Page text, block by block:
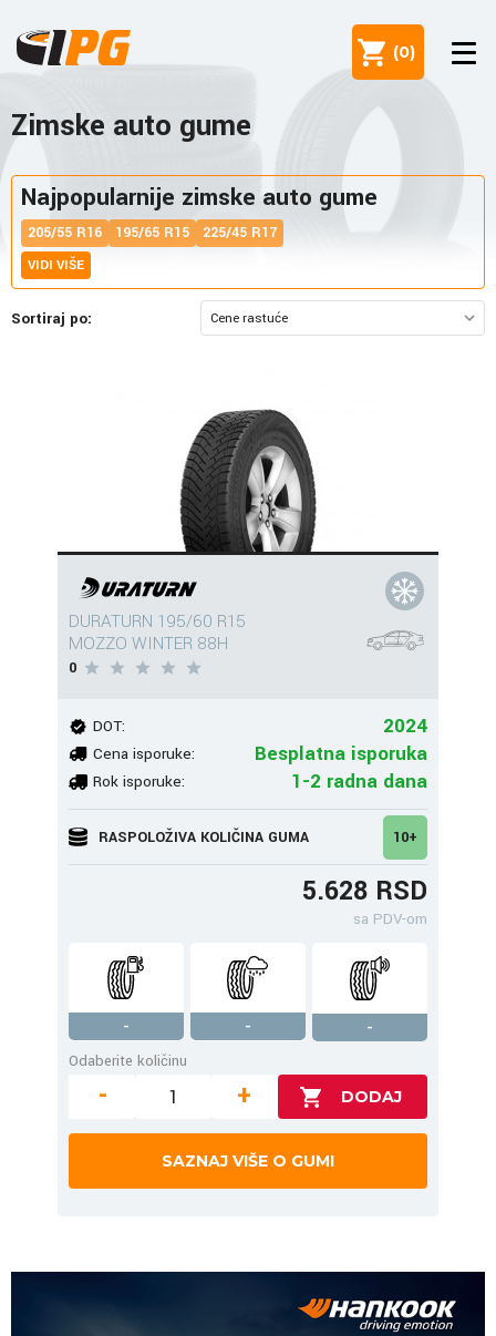
(0)
Zimske auto gume
Najpopularnije zimske auto gume
205/55 R16 195/65 R15 225/45 R17
VIDI VIŠE
Sortiraj po:
DURATURN 195/60 R15
MOZZO WINTER 88H
0
DOT: 2024
Cena isporuke: Besplatna isporuka
Rok isporuke: 1-2 radna dana
RASPOLOŽIVA KOLIČINA GUMA 10+
5.628 RSD
sa PDV-om
- -
-
Odaberite količinu
- +
SAZNAJ VIŠE O GUMI